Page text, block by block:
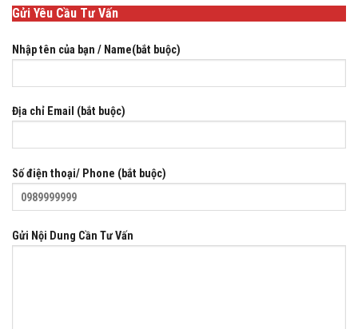
Gửi Yêu Cầu Tư Vấn
Nhập tên của bạn / Name(bắt buộc)
Địa chỉ Email (bắt buộc)
Số điện thoại/ Phone (bắt buộc)
Gửi Nội Dung Cần Tư Vấn